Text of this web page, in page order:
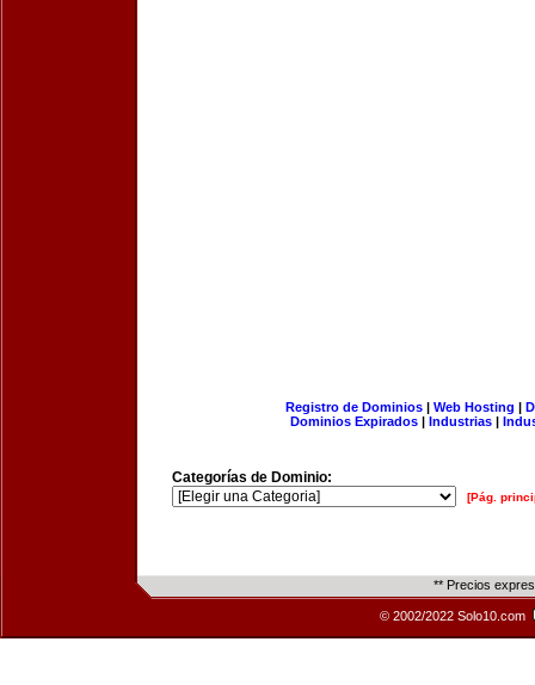
Registro de Dominios| Web Hosting |
Dominios Expirados | Industrias |
Categorías de Dominio:
[Pág.
** Precios
© 2002/2022 Solo10.com